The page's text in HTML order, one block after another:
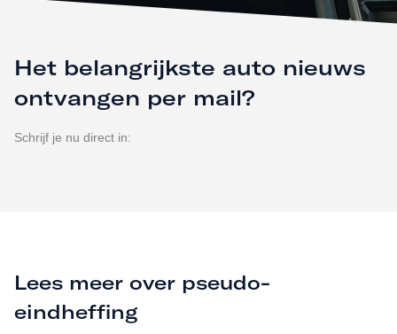
Het belangrijkste auto nieuws
ontvangen per mail?
Schrijf je nu direct in:
Lees meer over pseudo-
eindheffing